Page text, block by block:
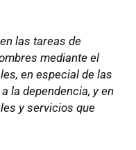
las tareas de
mediante el
en especial de las
la dependencia, y en
y servicios que